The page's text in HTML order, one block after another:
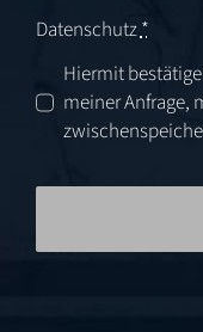
Datenschutz*
Hiermit
meiner Anfrage,